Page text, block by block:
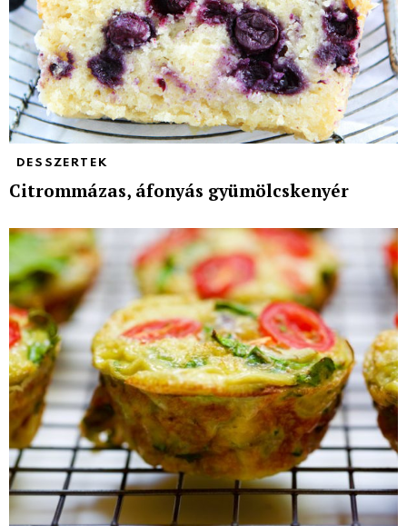
DESSZERTEK
Citrommázas, áfonyás gyümölcskenyér